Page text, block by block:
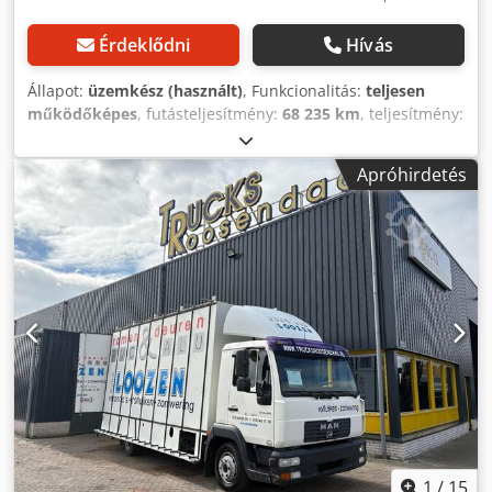
Érdeklődni Hívás
Állapot: üzemkész (használt), Funkcionalitás: teljesen
működőképes, futásteljesítmény: 68 235 km, teljesítmény:
, első forgalomba helyezés:
üzemanyagtípus:dízel, saját tömeg:8 500 kg, össztömeg:
16 500 kg , abroncs méret:14.00R20 , tengelyelrendezés:
4x4
, szín: zöld , hajtástípus:automata, felfüggesztés:
Gyártási év:2003 , üzemi tömeg:8 500 kg
, Felszereltség:
differenciálzár, kompresszor, légkondicionálás, utánfutó
vonófej, összkerékhajtás
, TUV készül ÚJ teherautó
regisztráció , A MAN jó használt állapotban közvetlenül a
hatóságtól (hadsereg) Szuper karbantartott és csekkfüzet
karbantartott, lásd fotó, a test jó használt állapotban van ,
A 18.225 fel van szerelve: Automatikus sebességváltó,
összkerékhajtás, differenciálzár hátul és elöl, 2 első ülés,
gumiabroncs mérete 14.00R20, sebességváltó teljesen
automata ZF, üres tömege 8500 kg, össztömege 16500 kg,
vízkiszorítás 6871cm? , , 24Voltos áramellátás , A Steyr
nemcsak TÜV-vel rendelkezik átadáskor, hanem
Apróhirdetés